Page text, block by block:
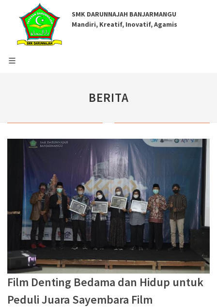
SMK DARUNNAJAH BANJARMANGU
Mandiri, Kreatif, Inovatif, Agamis
BERITA
Film Denting Bedama dan Hidup untuk
Peduli Juara Sayembara Film